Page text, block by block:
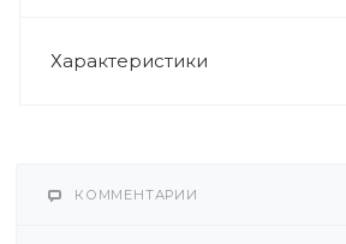
Характеристики
КОММЕНТАРИИ